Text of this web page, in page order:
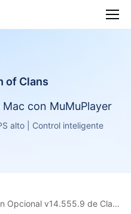
of Clans
con MuMuPlayer
alto | Control inteligente
Opcional v14.555.9 de Clash